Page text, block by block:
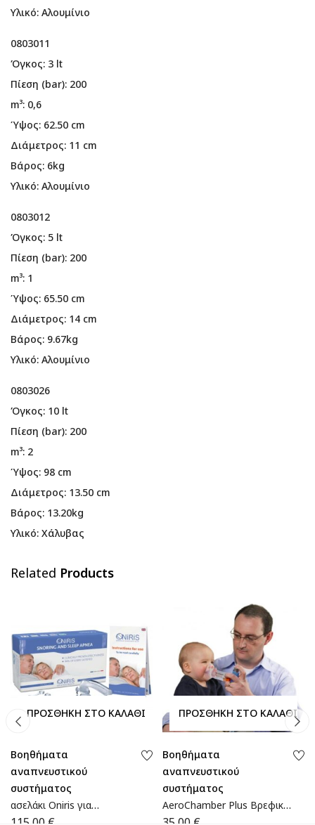
Υλικό: Αλουμίνιο
0803011
Όγκος: 3 lt
Πίεση (bar): 200
m³: 0,6
Ύψος: 62.50 cm
Διάμετρος: 11 cm
Βάρος: 6kg
Υλικό: Αλουμίνιο
0803012
Όγκος: 5 lt
Πίεση (bar): 200
m³: 1
Ύψος: 65.50 cm
Διάμετρος: 14 cm
Βάρος: 9.67kg
Υλικό: Αλουμίνιο
0803026
Όγκος: 10 lt
Πίεση (bar): 200
m³: 2
Ύψος: 98 cm
Διάμετρος: 13.50 cm
Βάρος: 13.20kg
Υλικό: Χάλυβας
Related Products
ΠΡΟΣΘΉΚΗ ΣΤΟ ΚΑΛΆΘΙ
Βοηθήματα
αναπνευστικού
συστήματος
ασελάκι Oniris για
Ροχαλητό & Υπνική
ΠΡΟΣΘΉΚΗ ΣΤΟ ΚΑΛΆΘΙ
Βοηθήματα
αναπνευστικού
συστήματος
AeroChamber Plus Βρεφικό
με Μάσκα AC-301B| 15-